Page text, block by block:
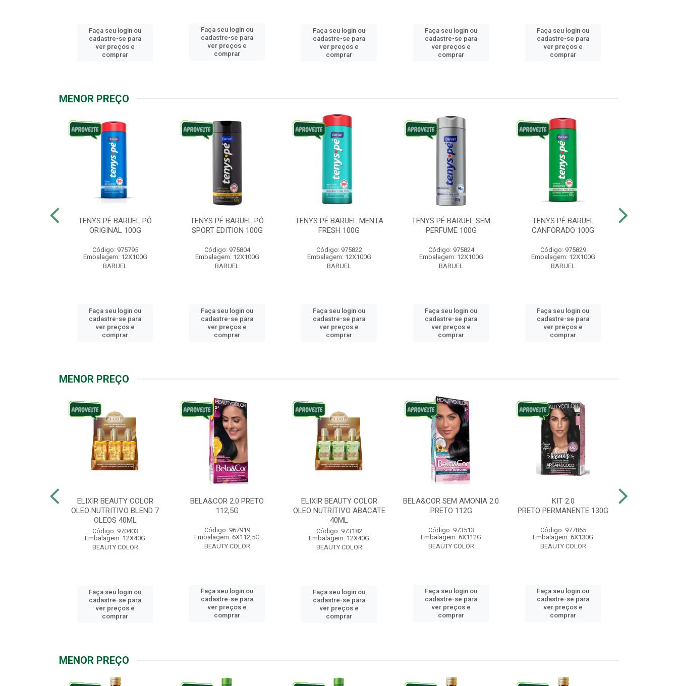
Faça seu login ou
cadastre-se para
ver preços e
comprar
Faça seu login ou
cadastre-se para
ver preços e
comprar
Faça seu login ou
cadastre-se para
ver preços e
comprar
Faça seu login ou
cadastre-se para
ver preços e
comprar
Faça seu login ou
cadastre-se para
ver preços e
comprar
MENOR PREÇO
TENYS PÉ BARUEL PÓ
ORIGINAL 100G
Código: 975795
Embalagem: 12X100G
BARUEL
Faça seu login ou
cadastre-se para
ver preços e
comprar
TENYS PÉ BARUEL PÓ
SPORT EDITION 100G
Código: 975804
Embalagem: 12X100G
BARUEL
Faça seu login ou
cadastre-se para
ver preços e
comprar
TENYS PÉ BARUEL MENTA
FRESH 100G
Código: 975822
Embalagem: 12X100G
BARUEL
Faça seu login ou
cadastre-se para
ver preços e
comprar
TENYS PÉ BARUEL SEM
PERFUME 100G
Código: 975824
Embalagem: 12X100G
BARUEL
Faça seu login ou
cadastre-se para
ver preços e
comprar
TENYS PÉ BARUEL
CANFORADO 100G
Código: 975829
Embalagem: 12X100G
BARUEL
Faça seu login ou
cadastre-se para
ver preços e
comprar
MENOR PREÇO
ELIXIR BEAUTY COLOR
OLEO NUTRITIVO BLEND 7
OLEOS 40ML
Código: 970403
Embalagem: 12X40G
BEAUTY COLOR
Faça seu login ou
cadastre-se para
ver preços e
comprar
BELA&COR 2.0 PRETO
112,5G
Código: 967919
Embalagem: 6X112,5G
BEAUTY COLOR
Faça seu login ou
cadastre-se para
ver preços e
comprar
ELIXIR BEAUTY COLOR
OLEO NUTRITIVO ABACATE
40ML
Código: 973182
Embalagem: 12X40G
BEAUTY COLOR
Faça seu login ou
cadastre-se para
ver preços e
comprar
BELA&COR SEM AMONIA 2.0
PRETO 112G
Código: 973513
Embalagem: 6X112G
BEAUTY COLOR
Faça seu login ou
cadastre-se para
ver preços e
comprar
KIT 2.0
PRETO PERMANENTE 130G
Código: 977865
Embalagem: 6X130G
BEAUTY COLOR
Faça seu login ou
cadastre-se para
ver preços e
comprar
MENOR PREÇO